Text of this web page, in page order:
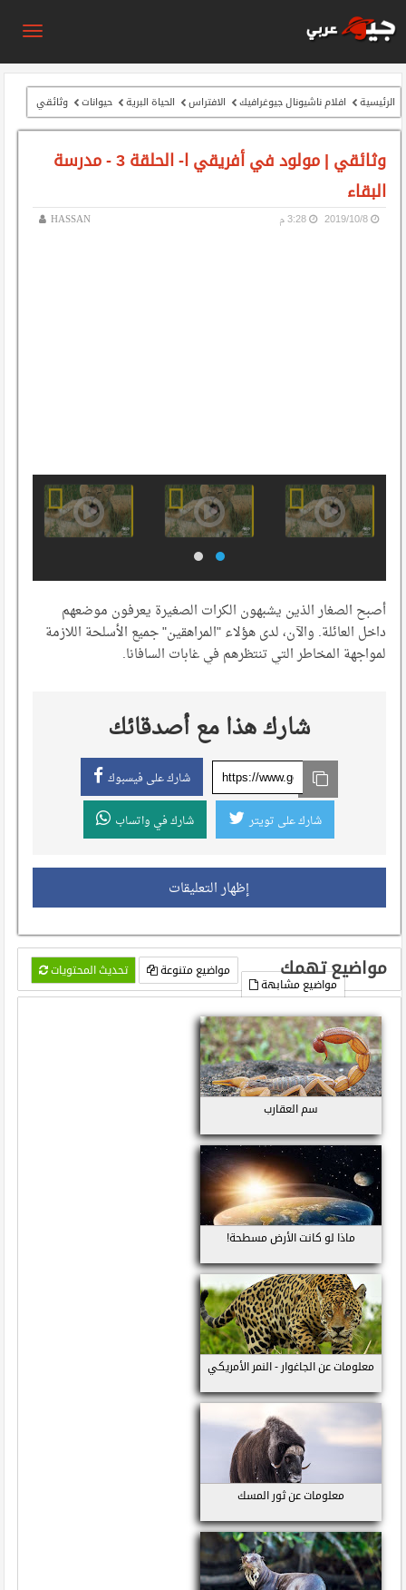
الرئيسية افلام ناشيونال جيوغرافيك الافتراس الحياة البرية حيوانات وثائقي
وثائقي | مولود في أفريقي ا- الحلقة 3 - مدرسة
البقاء
HASSAN 8‏/10‏/2019 3:28 م
أصبح الصغار الذين يشبهون الكرات الصغيرة يعرفون موضعهم
داخل العائلة. والآن، لدى هؤلاء "المراهقين" جميع الأسلحة اللازمة
لمواجهة المخاطر التي تنتظرهم في غابات السافانا.
شارك هذا مع أصدقائك
شارك على فيسبوك
شارك على تويتر شارك في واتساب
إظهار التعليقات
مواضيع تهمك تحديث المحتويات
مواضيع متنوعة
مواضيع مشابهة
سم العقارب
ماذا لو كانت الأرض مسطحة!
معلومات عن الجاغوار - النمر الأمريكي
معلومات عن ثور المسك